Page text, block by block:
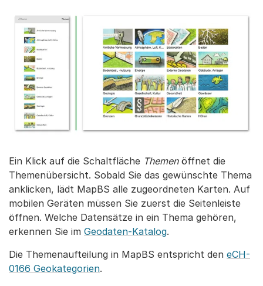
Ein Klick auf die Schaltfläche Themen öffnet die
Themenübersicht. Sobald Sie das gewünschte Thema
anklicken, lädt MapBS alle zugeordneten Karten. Auf
mobilen Geräten müssen Sie zuerst die Seitenleiste
öffnen. Welche Datensätze in ein Thema gehören,
erkennen Sie im Geodaten-Katalog.
Die Themenaufteilung in MapBS entspricht den eCH-
0166 Geokategorien.